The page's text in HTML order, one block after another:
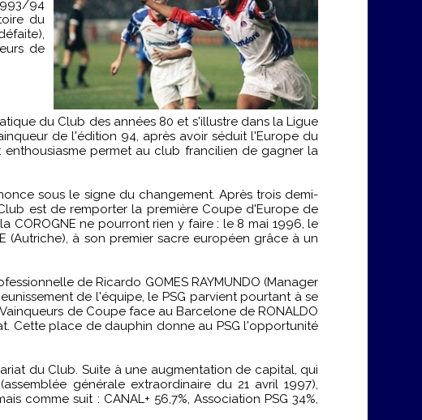
94
du
de
du Club des années 80 et s'illustre dans la Ligue
de l'édition 94, après avoir séduit l'Europe du
enthousiasme permet au club francilien de gagner la
sous le signe du changement. Après trois demi-
est de remporter la première Coupe d'Europe de
COROGNE ne pourront rien y faire : le 8 mai 1996, le
(Autriche), à son premier sacre européen grâce à un
de Ricardo GOMES RAYMUNDO (Manager
de l'équipe, le PSG parvient pourtant à se
de Coupe face au Barcelone de RONALDO
Cette place de dauphin donne au PSG l'opportunité
du Club. Suite à une augmentation de capital, qui
générale extraordinaire du 21 avril 1997),
comme suit : CANAL+ 56,7%, Association PSG 34%,